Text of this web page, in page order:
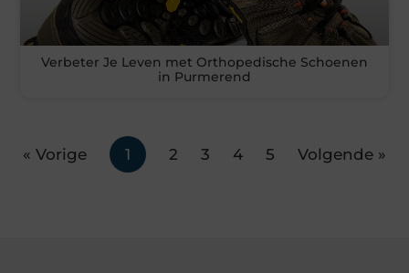
Verbeter Je Leven met Orthopedische Schoenen
in Purmerend
« Vorige 1 2 3 4 5 Volgende »